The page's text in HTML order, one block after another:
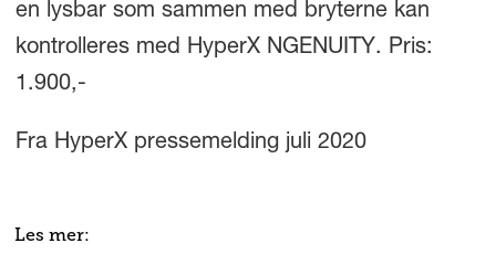
en lysbar som sammen med bryterne kan
kontrolleres med HyperX NGENUITY. Pris:
1.900,-
Fra HyperX pressemelding juli 2020